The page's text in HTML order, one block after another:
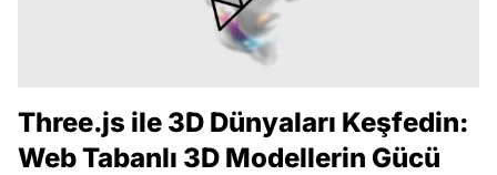
Three.js ile 3D Dünyaları Keşfedin:
Web Tabanlı 3D Modellerin Gücü